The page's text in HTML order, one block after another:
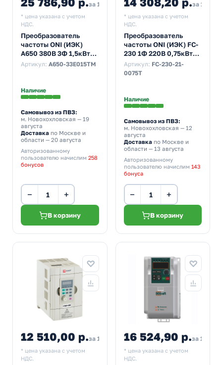
за 1 шт
* цена указана с учетом
НДС.
Преобразователь
частоты ONI (ИЭК)
A650 380В 3Ф 1,5кВт
4,2А со встроенным
Артикул: A650-33E015TM
Наличие
Самовывоз из ПВЗ:
м. Новохохловская — 19
августа
Доставка по Москве и
области — 20 августа
Авторизованному
пользователю начислим 258
бонусов
− +
В корзину
за 1 шт
* цена указана с учетом
НДС.
Преобразователь
частоты ONI (ИЭК) FC-
230 1Ф 220В 0,75кВт
4А встроенный
тормозной модуль
Артикул: FC-230-21-
0075T
Наличие
Самовывоз из ПВЗ:
м. Новохохловская — 12
августа
Доставкапо Москве и
области — 13 августа
Авторизованному
пользователю начислим 143
бонуса
− +
В корзину
12 510,00 р.за 1 шт 14 892,80
* цена указана с учетом
НДС.
16 524,90 р.за 1 шт
* цена указана с учетом
НДС.